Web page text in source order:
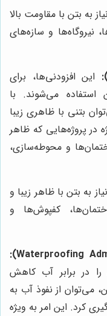
به بتن با مقاومت بالا
نیروگاه‌ها و سازه‌های
این افزودنی‌ها، برای
می‌شوند. با
بتنی با ظاهری زیبا
در پروژه‌هایی که ظاهر
و محوطه‌سازی،
به بتن با ظاهر زیبا و
کفپوش‌ها و
را در برابر آب کاهش
می‌توان از نفوذ آب به
کرد. این امر به ویژه